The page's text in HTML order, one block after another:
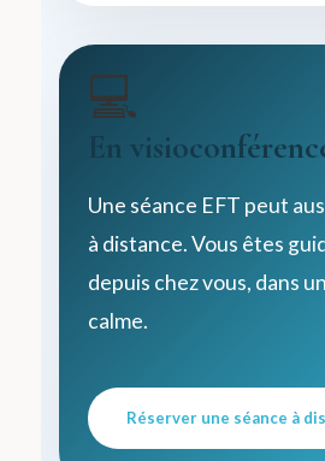
💻
En
Une séance EFT peut
à distance. Vous êtes
depuis chez vous, dans
calme.
Réserver une séance à